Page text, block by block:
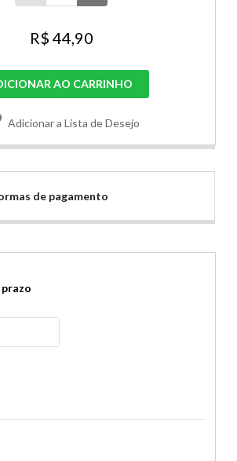
R$ 44,90
AO CARRINHO
Adicionar a Lista de Desejo
de pagamento